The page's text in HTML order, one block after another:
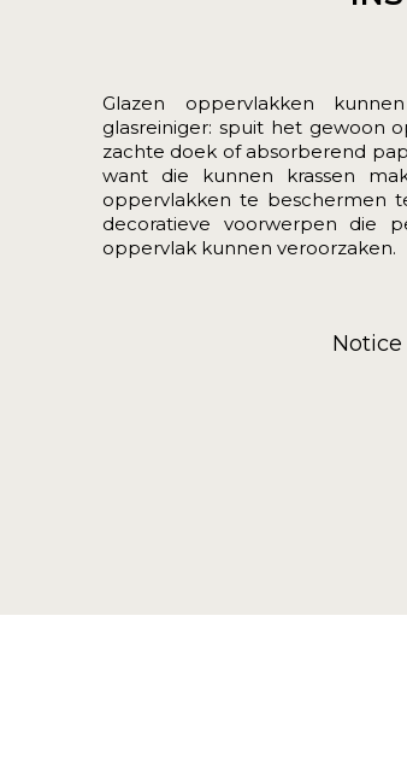
Glazen oppervlakken
glasreiniger: spuit het gewoon
zachte doek of absorberend
want die kunnen krassen
oppervlakken te beschermen
decoratieve voorwerpen die
oppervlak kunnen veroorzaken.
Notice